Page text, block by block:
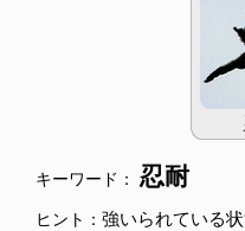
キーワード： 忍耐
ヒント： 強いられている